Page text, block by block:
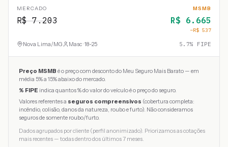
MERCADO
R$7.203
MSMB
R$ 6.665
−R$ 537
Nova Lima/MG Masc · 18-25 5.7% FIPE
Preço MSMB é o preço com desconto do Meu Seguro Mais Barato — em
média 5% a 15% abaixo do mercado.
% FIPE indica quantos % do valor do veículo é o preço do seguro.
Valores referentes a seguros compreensivos (cobertura completa:
incêndio, colisão, danos da natureza, roubo e furto). Não consideramos
seguros de somente roubo/furto.
Dados agrupados por cliente (perfil anonimizado). Priorizamos as cotações
mais recentes — todas dentro dos últimos 7 meses.